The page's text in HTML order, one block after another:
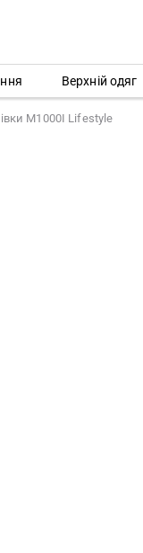
Верхній одяг
M1000I Lifestyle